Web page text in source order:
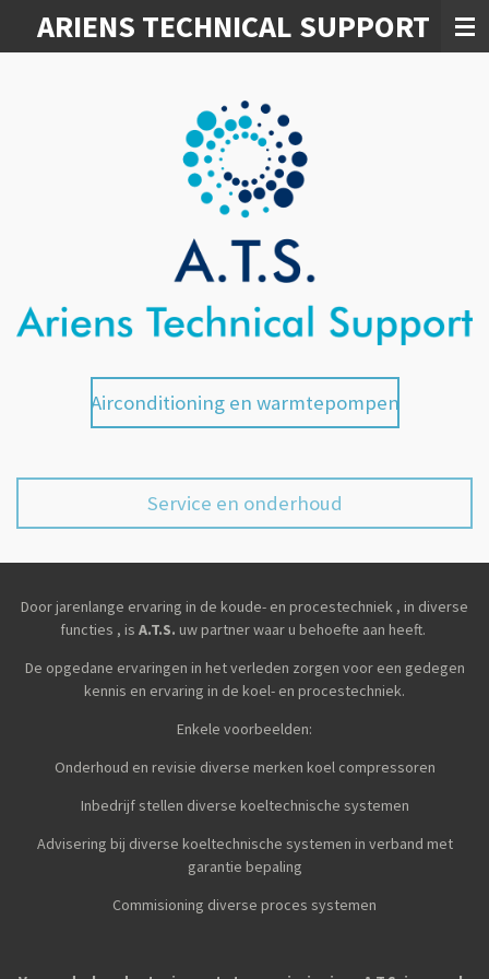
SkipARIENS TECHNICAL SUPPORT
Airconditioning en warmtepompen
Service en onderhoud
Door jarenlange ervaring in de koude- en procestechniek , in diverse
functies , is A.T.S. uw partner waar u behoefte aan heeft.
De opgedane ervaringen in het verleden zorgen voor een gedegen
kennis en ervaring in de koel- en procestechniek.
Enkele voorbeelden:
Onderhoud en revisie diverse merken koel compressoren
Inbedrijf stellen diverse koeltechnische systemen
Advisering bij diverse koeltechnische systemen in verband met
garantie bepaling
Commisioning diverse proces systemen